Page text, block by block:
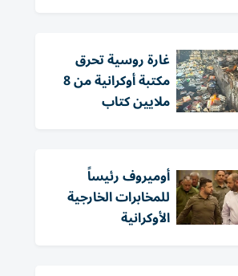
غارة روسية تحرق
مكتبة أوكرانية من 8
ملايين كتاب
أوميروف رئيساً
للمخابرات الخارجية
الأوكرانية